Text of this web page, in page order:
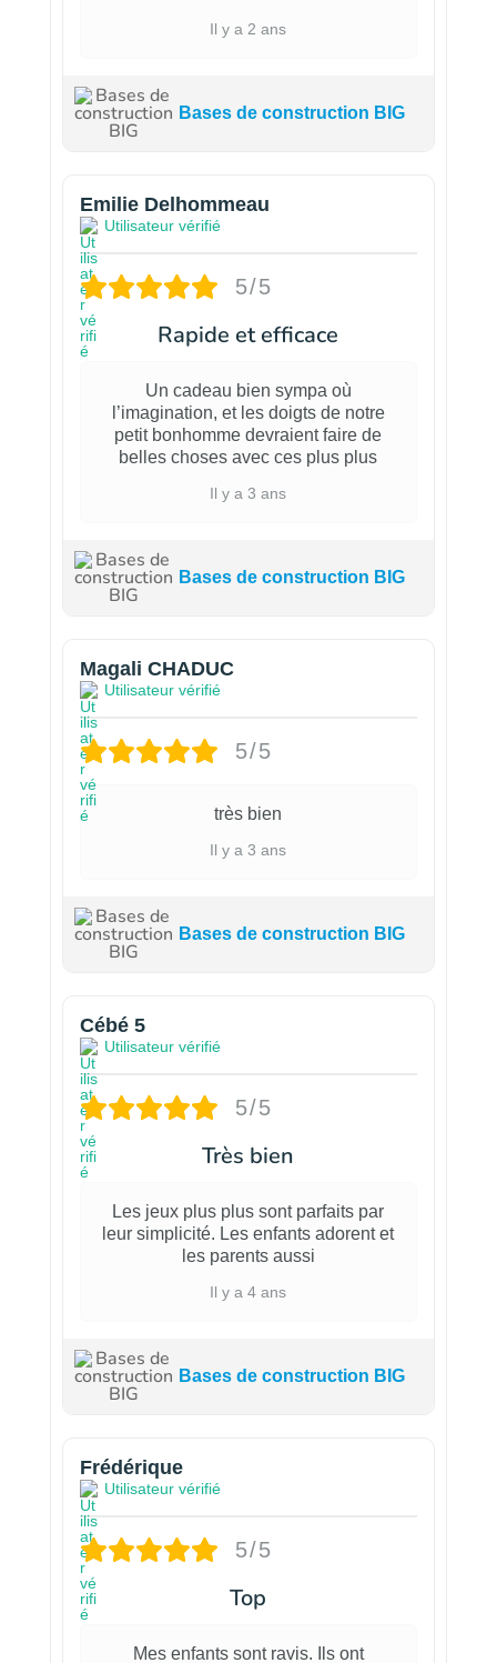
Il y a 2 ans
Bases de construction BIG
Emilie Delhommeau
Utilisateur vérifié
5/5
Rapide et efficace
Un cadeau bien sympa où
l’imagination, et les doigts de notre
petit bonhomme devraient faire de
belles choses avec ces plus plus
Il y a 3 ans
Bases de construction BIG
Magali CHADUC
Utilisateur vérifié
5/5
très bien
Il y a 3 ans
Bases de construction BIG
Cébé 5
Utilisateur vérifié
5/5
Très bien
Les jeux plus plus sont parfaits par
leur simplicité. Les enfants adorent et
les parents aussi
Il y a 4 ans
Bases de construction BIG
Frédérique
Utilisateur vérifié
5/5
Top
Mes enfants sont ravis. Ils ont